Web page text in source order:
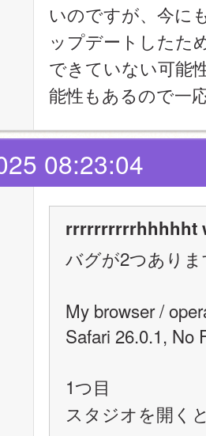
いのですが、今に
ップデートしたた
できていない可能
能性もあるので一
08:23:04
rrrrrrrrrrhhhhht
バグが2つあり
My browser /
Safari 26.0.1, No
1つ目
スタジオを開く